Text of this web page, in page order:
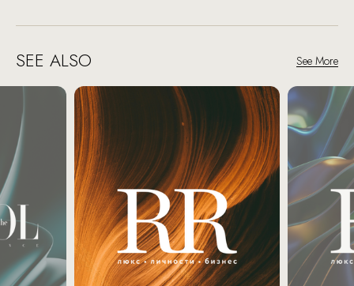
SEE ALSO See More